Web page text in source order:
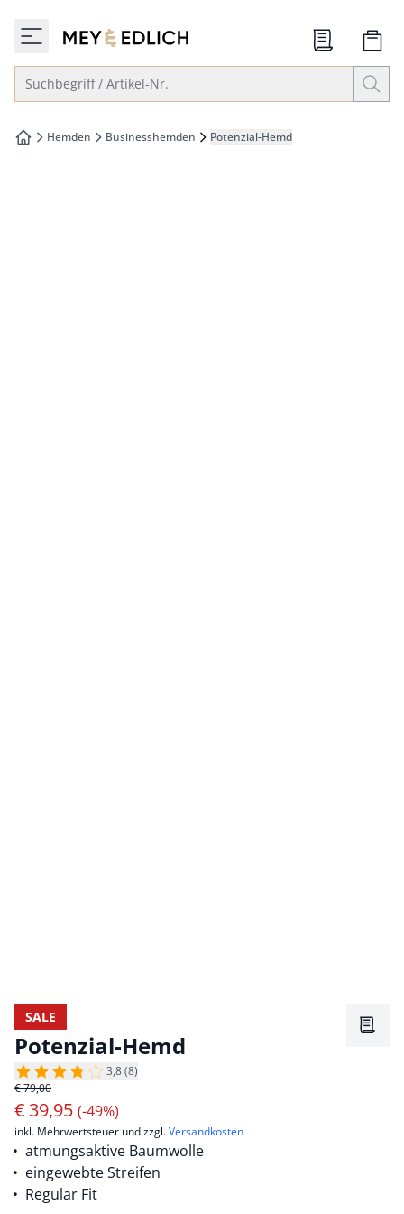
springen
springen
zur Startseite
Suchbegriff / Artikel-Nr.
zur Startseite
Hemden Businesshemden Potenzial-Hemd
SALE
Potenzial-Hemd
3,8 (8)
€ 79,00
€ 39,95 (-49%)
inkl. Mehrwertsteuer und zzgl.Versandkosten
atmungsaktive Baumwolle
eingewebte Streifen
Regular Fit